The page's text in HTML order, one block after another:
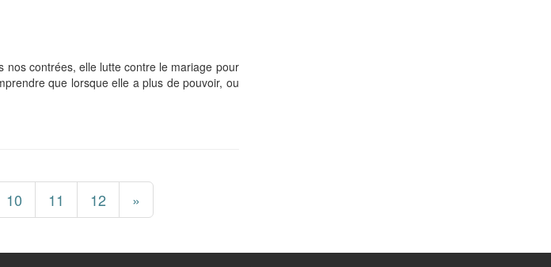
nos contrées, elle lutte contre le mariage pour
que lorsque elle a plus de pouvoir, ou
10 11 12 »